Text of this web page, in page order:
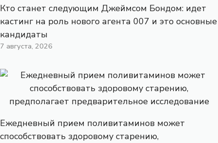
Кто станет следующим Джеймсом Бондом: идет
кастинг на роль нового агента 007 и это основные
кандидаты
7 августа, 2026
Ежедневный прием поливитаминов может
способствовать здоровому старению,